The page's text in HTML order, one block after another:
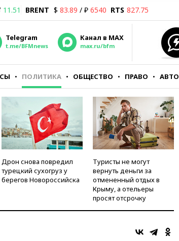
11.51 BRENT $ 83.89 / ₽ 6540 RTS 827.75
Telegram
t.me/BFMnews
Канал в MAX
max.ru/bfm
ПОЛИТИКА ОБЩЕСТВО ПРАВО АВТО
Дрон снова повредил
турецкий сухогруз у
берегов Новороссийска
Туристы не могут
вернуть деньги за
отмененный отдых в
Крыму, а отельеры
просят отсрочку